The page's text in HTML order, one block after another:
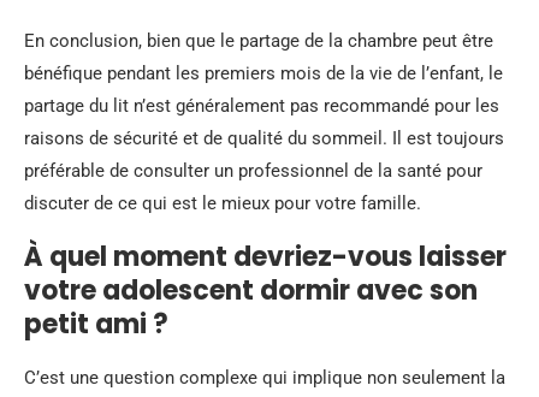
En conclusion, bien que le partage de la chambre peut être
bénéfique pendant les premiers mois de la vie de l’enfant, le
partage du lit n’est généralement pas recommandé pour les
raisons de sécurité et de qualité du sommeil. Il est toujours
préférable de consulter un professionnel de la santé pour
discuter de ce qui est le mieux pour votre famille.
À quel moment devriez-vous laisser
votre adolescent dormir avec son
petit ami ?
C’est une question complexe qui implique non seulement la